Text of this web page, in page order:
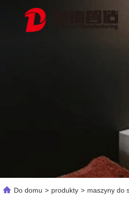
Do domu > produkty > maszyny do